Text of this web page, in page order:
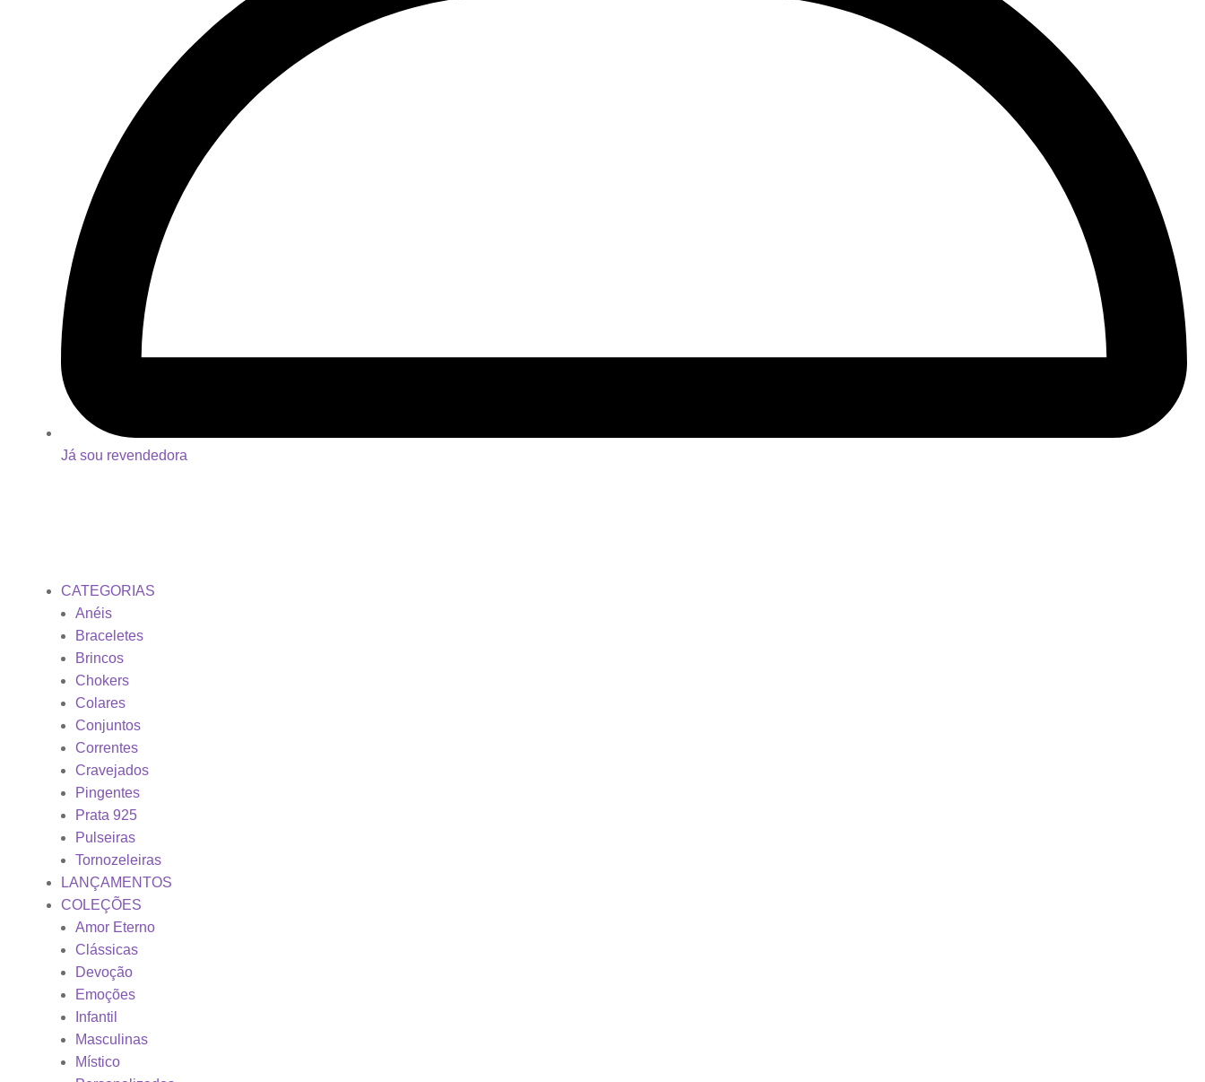
Já sou revendedora
CATEGORIAS
Anéis
Braceletes
Brincos
Chokers
Colares
Conjuntos
Correntes
Cravejados
Pingentes
Prata 925
Pulseiras
Tornozeleiras
LANÇAMENTOS
COLEÇÕES
Amor Eterno
Clássicas
Devoção
Emoções
Infantil
Masculinas
Místico